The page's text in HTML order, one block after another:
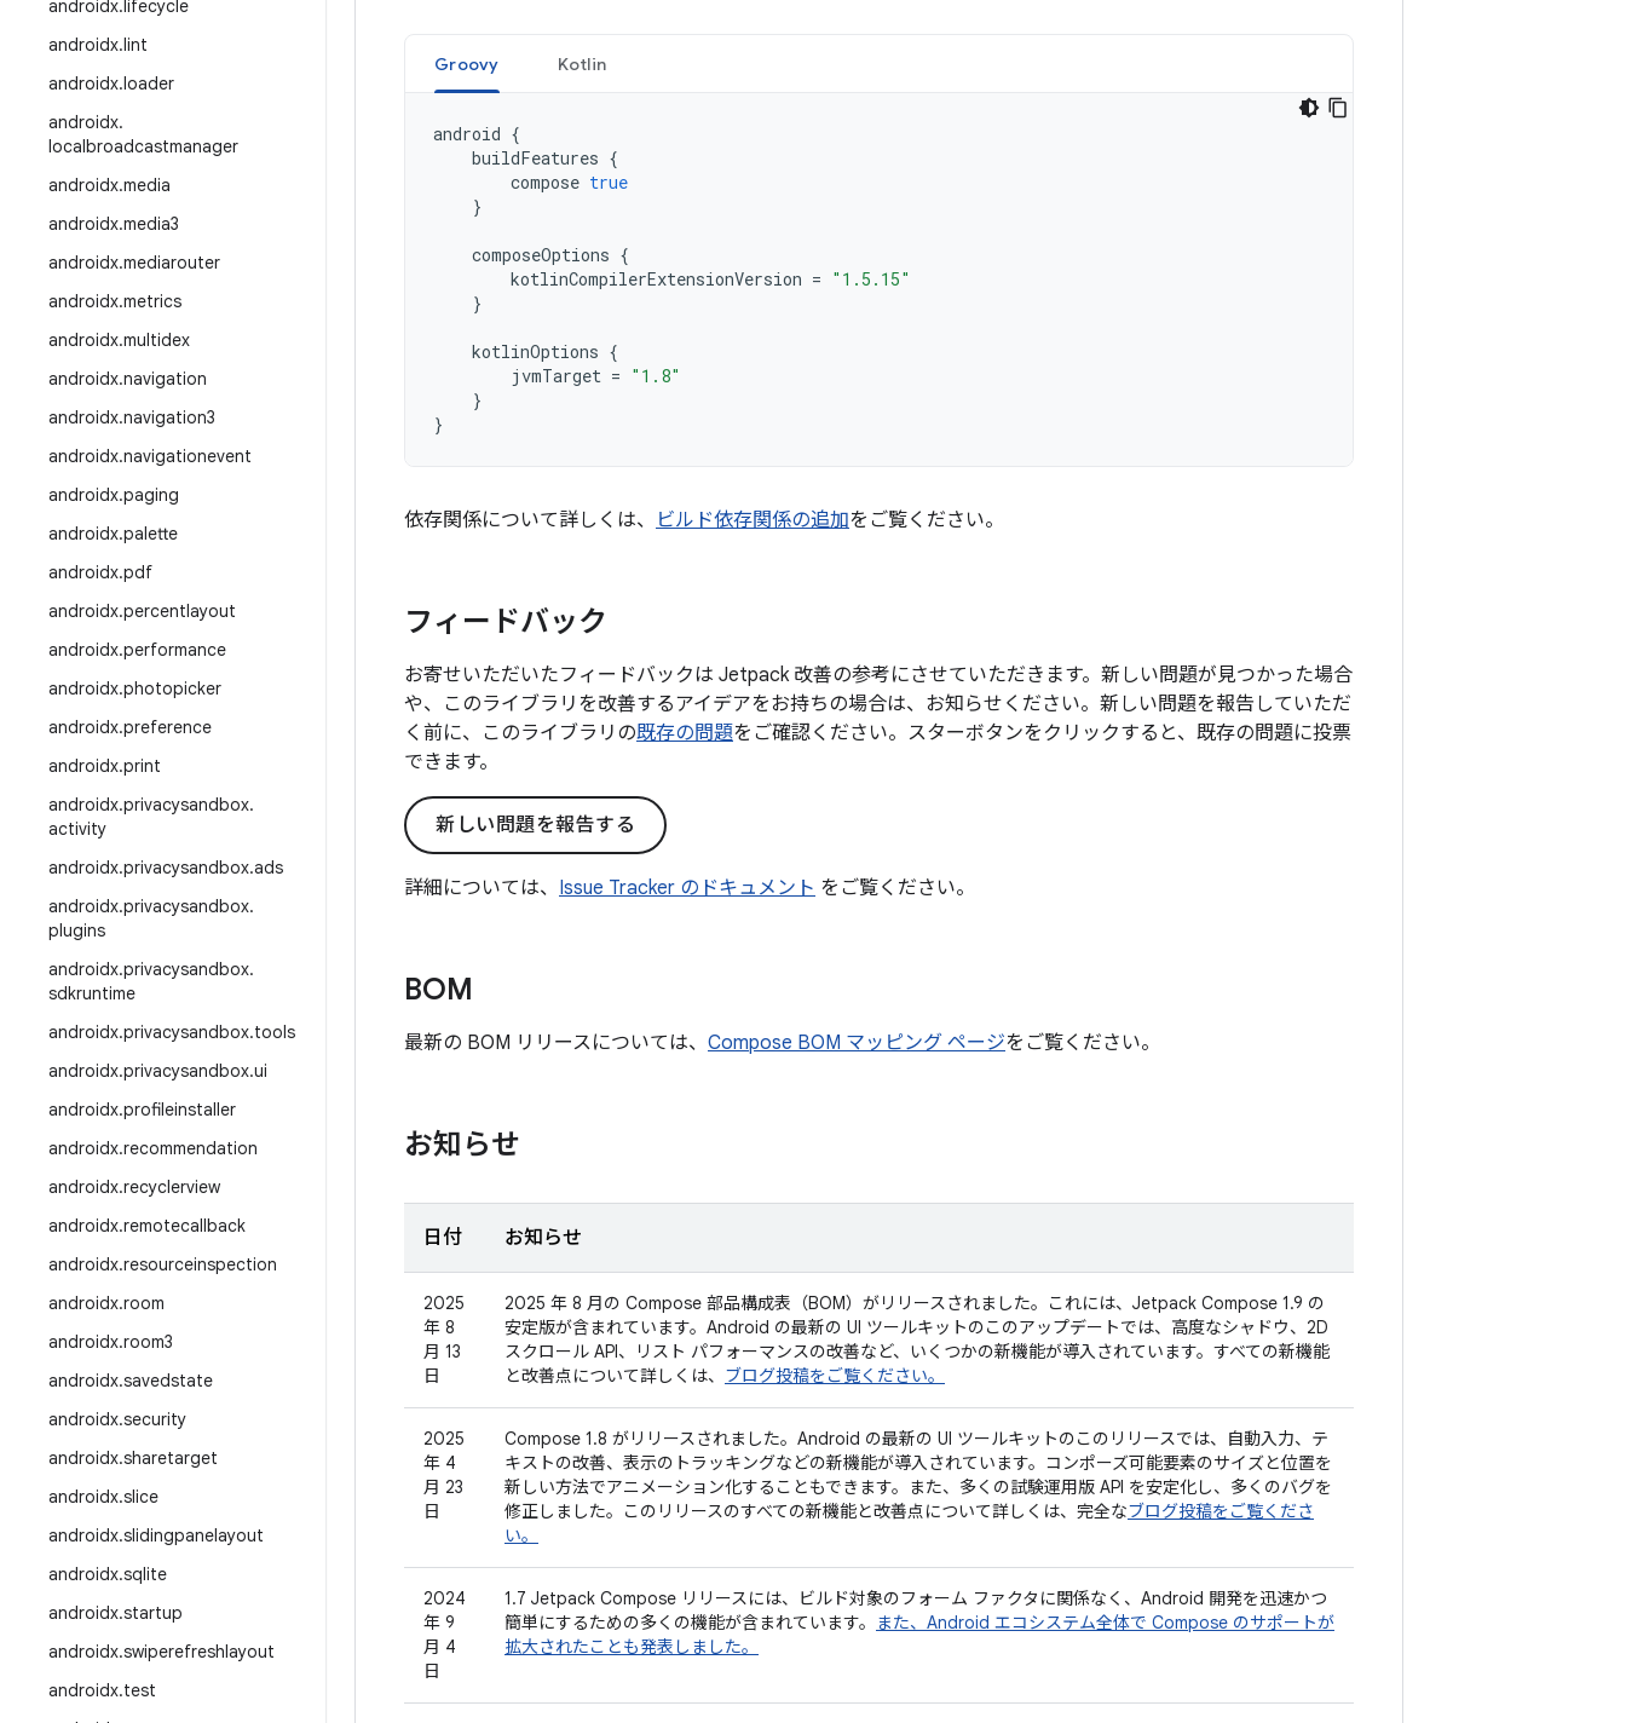
androidx.lifecycle
androidx.lint
androidx.loader
androidx.
localbroadcastmanager
androidx.media
androidx.media3
androidx.mediarouter
androidx.metrics
androidx.multidex
androidx.navigation
androidx.navigation3
androidx.navigationevent
androidx.paging
androidx.palette
androidx.pdf
androidx.percentlayout
androidx.performance
androidx.photopicker
androidx.preference
androidx.print
androidx.privacysandbox.
activity
androidx.privacysandbox.ads
androidx.privacysandbox.
plugins
androidx.privacysandbox.
sdkruntime
androidx.privacysandbox.tools
androidx.privacysandbox.ui
androidx.profileinstaller
androidx.recommendation
androidx.recyclerview
androidx.remotecallback
androidx.resourceinspection
androidx.room
androidx.room3
androidx.savedstate
androidx.security
androidx.sharetarget
androidx.slice
androidx.slidingpanelayout
androidx.sqlite
androidx.startup
androidx.swiperefreshlayout
androidx.test
Groovy Kotlin
android {
buildFeatures {
compose true
}
composeOptions {
kotlinCompilerExtensionVersion = "1.5.15"
}
kotlinOptions {
jvmTarget = "1.8"
}
}
依存関係について詳しくは、 ビルド依存関係の追加をご覧ください。
フィードバック
お寄せいただいたフィードバックは Jetpack 改善の参考にさせていただきます。新しい問題が見つかった場合
や、このライブラリを改善するアイデアをお持ちの場合は、お知らせください。新しい問題を報告していただ
く前に、このライブラリの既存の問題をご確認ください。スターボタンをクリックすると、既存の問題に投票
できます。
新しい問題を報告する
詳細については、 Issue Tracker のドキュメント をご覧ください。
BOM
最新の BOM リリースについては、 Compose BOM マッピング ページをご覧ください。
お知らせ
日付 お知らせ
2025
年 8
月 13
日
2025 年 8 月の Compose 部品構成表（BOM）がリリースされました。これには、Jetpack Compose 1.9 の
安定版が含まれています。Android の最新の UI ツールキットのこのアップデートでは、高度なシャドウ、2D
スクロール API、リスト パフォーマンスの改善など、いくつかの新機能が導入されています。すべての新機能
と改善点について詳しくは、 ブログ投稿をご覧ください。
2025
年 4
月 23
日
Compose 1.8 がリリースされました。Android の最新の UI ツールキットのこのリリースでは、自動入力、テ
キストの改善、表示のトラッキングなどの新機能が導入されています。コンポーズ可能要素のサイズと位置を
新しい方法でアニメーション化することもできます。また、多くの試験運用版 API を安定化し、多くのバグを
修正しました。このリリースのすべての新機能と改善点について詳しくは、完全なブログ投稿をご覧くださ
い。
2024
年 9
月 4
日
1.7 Jetpack Compose リリースには、ビルド対象のフォーム ファクタに関係なく、Android 開発を迅速かつ
簡単にするための多くの機能が含まれています。
また、Android エコシステム全体で Compose のサポートが
拡大されたことも発表しました。